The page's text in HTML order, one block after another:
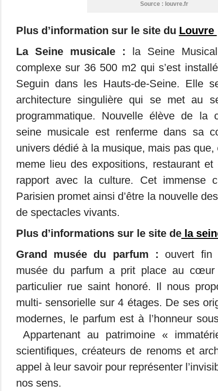
Source : louvre.fr
Plus d’information sur le site du Louvre
La Seine musicale : la Seine
complexe sur 36 500 m2 qui s’est
Seguin dans les Hauts-de-Seine. Elle
architecture singulière qui se met au
programmatique. Nouvelle élève de la
seine musicale est renferme dans sa
univers dédié à la musique, mais pas
meme lieu des expositions, restaurant
rapport avec la culture. Cet immense
Parisien promet ainsi d’être la nouvelle
de spectacles vivants.
Plus d’informations sur le site dela
Grand musée du parfum : ouvert fin
musée du parfum a prit place au cœur
particulier rue saint honoré. Il nous
multi- sensorielle sur 4 étages. De ses
modernes, le parfum est à l’honneur
Appartenant au patrimoine «
scientifiques, créateurs de renoms et
appel à leur savoir pour représenter
nos sens.